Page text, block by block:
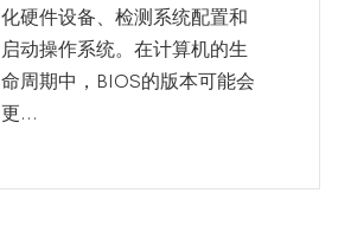
化硬件设备、检测系统配置和
启动操作系统。在计算机的生
命周期中，BIOS的版本可能会
更...